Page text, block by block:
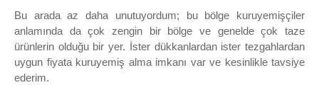
Bu arada az daha unutuyordum; bu bölge kuruyemişçiler
anlamında da çok zengin bir bölge ve genelde çok taze
ürünlerin olduğu bir yer. İster dükkanlardan ister tezgahlardan
uygun fiyata kuruyemiş alma imkanı var ve kesinlikle tavsiye
ederim.